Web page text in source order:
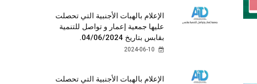
الإعلام بالهبات الأجنبية التي تحصلت
عليها جمعية إعمار و تواصل للتنمية
بقابس بتاريخ 04/06/2024.
الإعلام بالهبات الأجنبية التي تحصلت